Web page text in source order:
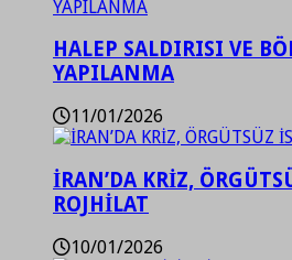
HALEP SALDIRISI VE
YAPILANMA
11/01/2026
İRAN’DA KRİZ,
ROJHİLAT
10/01/2026